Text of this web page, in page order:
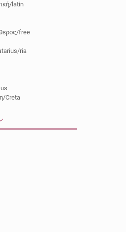
latin
free
ria
Creta